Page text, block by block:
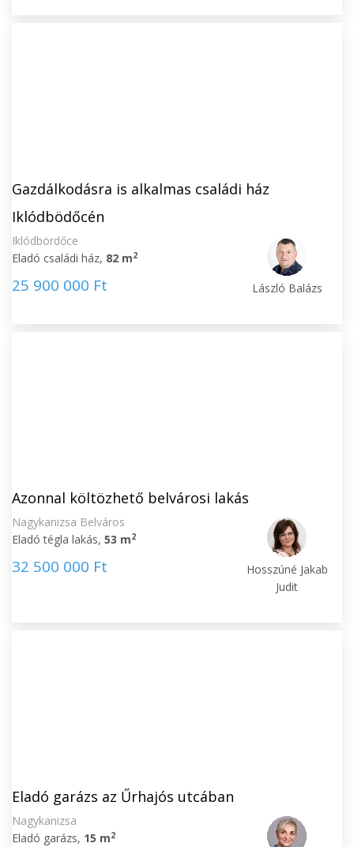
Gazdálkodásra is alkalmas családi ház
Iklódbödőcén
Iklódbördőce
Eladó családi ház, 82 m2
25 900 000 Ft László Balázs
Azonnal költözhető belvárosi lakás
Nagykanizsa Belváros
Eladó tégla lakás, 53 m2
32 500 000 Ft
Hosszúné Jakab
Judit
Eladó garázs az Űrhajós utcában
Nagykanizsa
Eladó garázs, 15 m2